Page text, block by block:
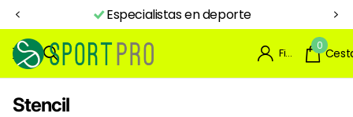
Especialistas en deporte
Firme en el registro
0
Stencil